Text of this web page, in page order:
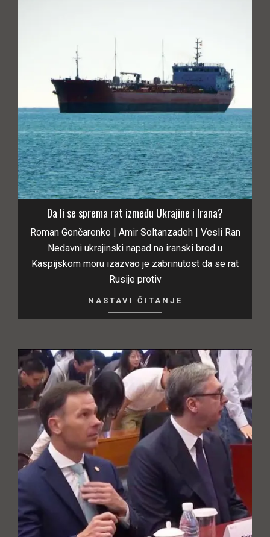
Da li se sprema rat između Ukrajine i Irana?
Roman Gončarenko | Amir Soltanzadeh | Vesli Ran
Nedavni ukrajinski napad na iranski brod u
Kaspijskom moru izazvao je zabrinutost da se rat
Rusije protiv
NASTAVI ČITANJE